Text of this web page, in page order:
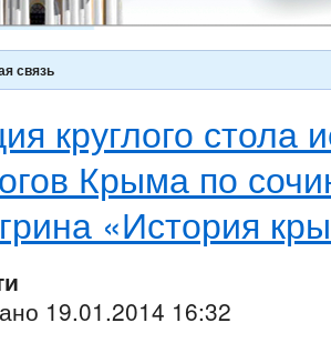
связь
круглого стола
Крыма по
«История
19.01.2014 16:32